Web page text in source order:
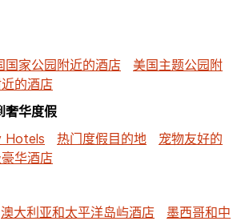
国家公园附近的酒店
美国主题公园附
的酒店
奢华度假
Hotels 热门度假目的地
宠物友好的
华酒店
澳大利亚和太平洋岛屿酒店
墨西哥和中